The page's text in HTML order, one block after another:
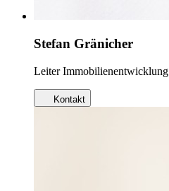
Stefan Gränicher
Leiter Immobilienentwicklung
Kontakt